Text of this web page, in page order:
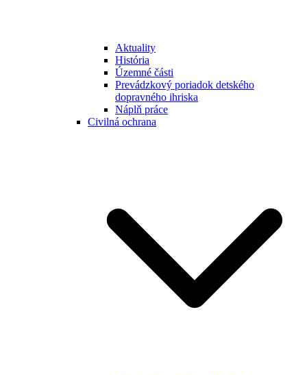
Aktuality
História
Územné části
Prevádzkový poriadok detského
dopravného ihriska
Náplň práce
Civilná ochrana